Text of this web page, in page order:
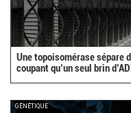
Une topoisomérase sépare
coupant qu’un seul brin
GÉNÉTIQUE